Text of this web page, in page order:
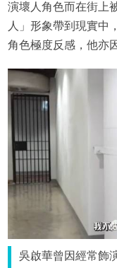
演壞人角色而在街上
人」形象帶到現實中
角色極度反感，他亦
吳啟華曾因經常飾